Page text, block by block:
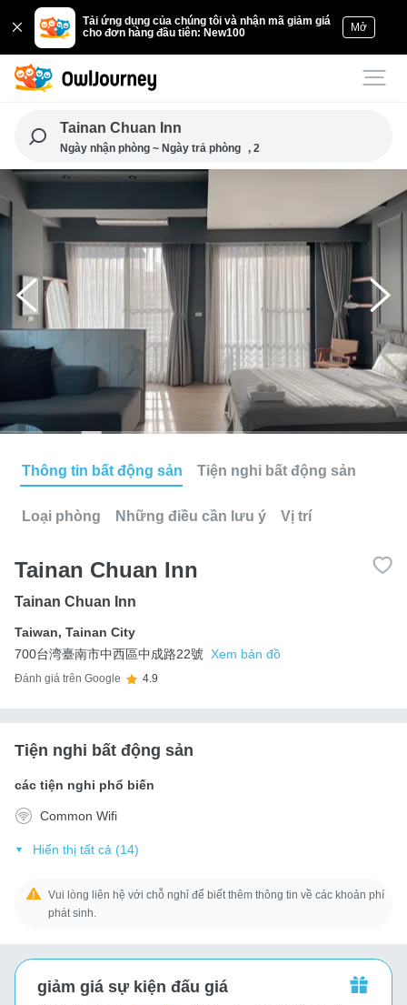
Tải ứng dụng của chúng tôi và nhận mã giảm giá
cho đơn hàng đầu tiên: New100
Mở
Tainan Chuan Inn
Ngày nhận phòng ~ Ngày trả phòng , 2
Thông tin bất động sản Tiện nghi bất động sản
Loại phòng Những điều cần lưu ý Vị trí
Tainan Chuan Inn
Tainan Chuan Inn
Taiwan, Tainan City
700台湾臺南市中西區中成路22號
Xem bản đồ
Đánh giá trên Google 4.9
Tiện nghi bất động sản
các tiện nghi phổ biến
Common Wifi
Hiển thị tất cả (14)
Vui lòng liên hệ với chỗ nghỉ để biết thêm thông tin về các khoản phí
phát sinh.
giảm giá sự kiện đấu giá